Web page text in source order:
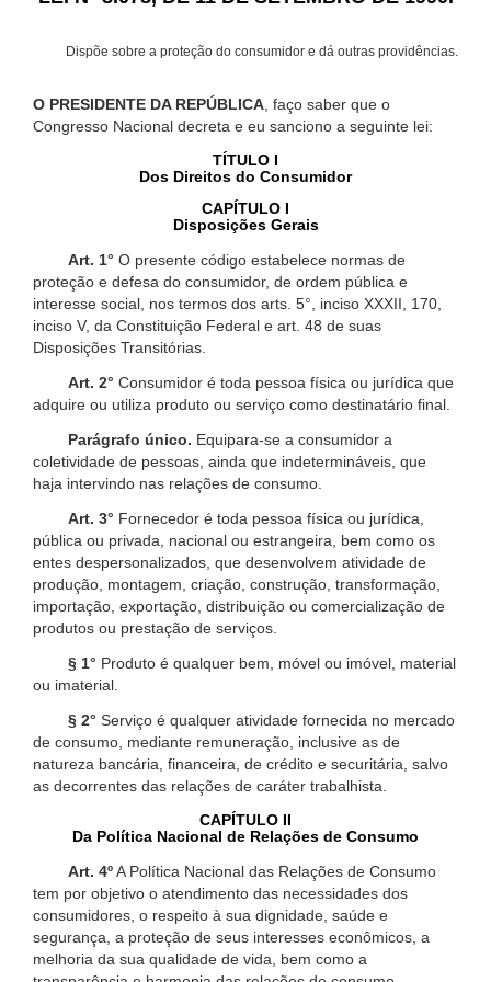
Dispõe sobre a proteção do consumidor e dá outras providências.
O PRESIDENTE DA REPÚBLICA , faço saber que o
Congresso Nacional decreta e eu sanciono a seguinte lei:
TÍTULO I
Dos Direitos do Consumidor
CAPÍTULO I
Disposições Gerais
Art. 1° O presente código estabelece normas de
proteção e defesa do consumidor, de ordem pública e
interesse social, nos termos dos arts. 5°, inciso XXXII, 170,
inciso V, da Constituição Federal e art. 48 de suas
Disposições Transitórias.
Art. 2° Consumidor é toda pessoa física ou jurídica que
adquire ou utiliza produto ou serviço como destinatário final.
Parágrafo único. Equipara-se a consumidor a
coletividade de pessoas, ainda que indetermináveis, que
haja intervindo nas relações de consumo.
Art. 3° Fornecedor é toda pessoa física ou jurídica,
pública ou privada, nacional ou estrangeira, bem como os
entes despersonalizados, que desenvolvem atividade de
produção, montagem, criação, construção, transformação,
importação, exportação, distribuição ou comercialização de
produtos ou prestação de serviços.
§ 1° Produto é qualquer bem, móvel ou imóvel, material
ou imaterial.
§ 2° Serviço é qualquer atividade fornecida no mercado
de consumo, mediante remuneração, inclusive as de
natureza bancária, financeira, de crédito e securitária, salvo
as decorrentes das relações de caráter trabalhista.
CAPÍTULO II
Da Política Nacional de Relações de Consumo
Art. 4ºA Política Nacional das Relações de Consumo
tem por objetivo o atendimento das necessidades dos
consumidores, o respeito à sua dignidade, saúde e
segurança, a proteção de seus interesses econômicos, a
melhoria da sua qualidade de vida, bem como a